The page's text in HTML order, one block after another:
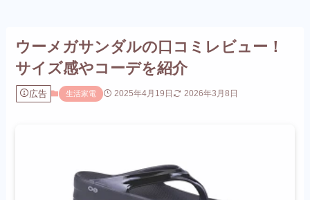
ウーメガサンダルの口コミレビュー！
サイズ感やコーデを紹介
広告 生活家電 2025年4月19日 2026年3月8日